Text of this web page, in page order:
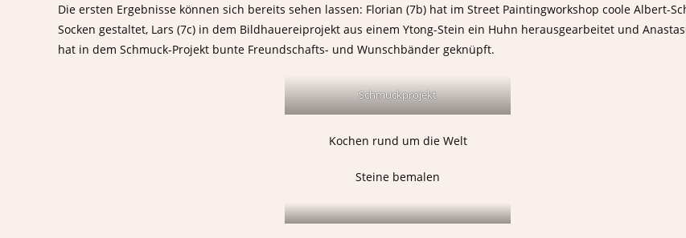
Die ersten Ergebnisse können sich bereits sehen lassen: Florian (7b) hat im Street Paintingworkshop coole Albert-
Socken gestaltet, Lars (7c) in dem Bildhauereiprojekt aus einem Ytong-Stein ein Huhn herausgearbeitet und
hat in dem Schmuck-Projekt bunte Freundschafts- und Wunschbänder geknüpft.
Schmuckprojekt
Kochen rund um die Welt
Steine bemalen